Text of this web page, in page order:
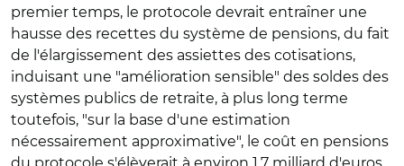
premier temps, le protocole devrait entraîner une
hausse des recettes du système de pensions, du fait
de l'élargissement des assiettes des cotisations,
induisant une "amélioration sensible" des soldes des
systèmes publics de retraite, à plus long terme
toutefois, "sur la base d'une estimation
nécessairement approximative", le coût en pensions